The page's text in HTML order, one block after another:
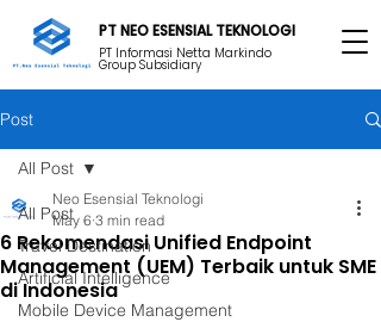
PT Informasi Netta Markindo
Group Subsidiary
PT NEO ESENSIAL TEKNOLOGI
Post
All Post
Travel Destination
Artificial Intelligence
Mobile Device Management
All Post
6 Rekomendasi Unified Endpoint
Management (UEM) Terbaik untuk SME
di Indonesia
Neo Esensial Teknologi
May 6 3 min read